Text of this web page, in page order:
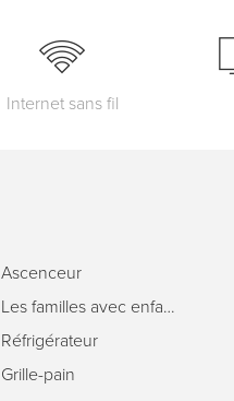
Internet sans fil
Ascenceur
Les familles avec enfants
Réfrigérateur
Grille-pain